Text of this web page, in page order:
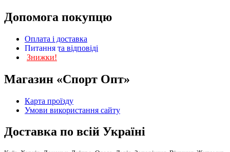
Допомога покупцю
Оплата і доставка
Питання та відповіді
Знижки!
Магазин «Спорт Опт»
Карта проїзду
Умови використання сайту
Доставка по всій Україні